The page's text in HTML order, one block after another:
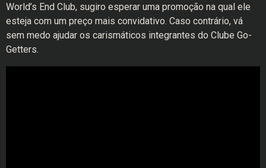
World’s End Club, sugiro esperar uma promoção na qual ele
esteja com um preço mais convidativo. Caso contrário, vá
sem medo ajudar os carismáticos integrantes do Clube Go-
Getters.